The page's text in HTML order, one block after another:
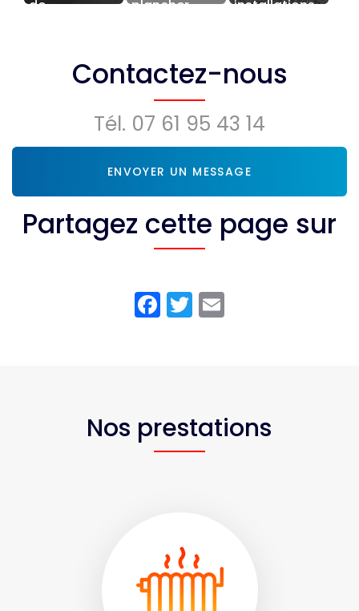
de
plancher
installations
Contactez-nous
Tél. 07 61 95 43 14
ENVOYER UN MESSAGE
Partagez cette page sur
Facebook
Twitter
Nos prestations